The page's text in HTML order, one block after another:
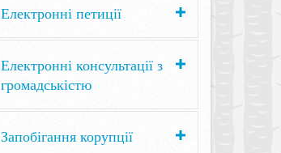
Електронні петиції
Електронні консультації з
громадськістю
Запобігання корупції